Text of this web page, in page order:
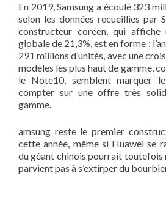
En 2019, Samsung a écoulé 323
selon les données recueillies par
constructeur coréen, qui
globale de 21,3%, est en forme :
291 millions d’unités, avec une
modèles les plus haut de gamme,
le Note10, semblent marquer
compter sur une offre très
gamme.
amsung reste le premier
cette année, même si Huawei se
du géant chinois pourrait toutefois
parvient pas à s’extirper du